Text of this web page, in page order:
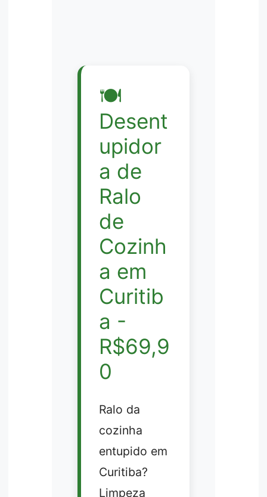
🍽️
Desent
upidor
a de
Ralo
de
Cozinh
a em
Curitib
a -
R$69,9
0
Ralo da
cozinha
entupido em
Curitiba?
Limpeza